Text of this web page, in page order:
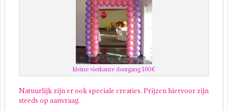
kleine vierkante doorgang 160€
Natuurlijk zijn er ook speciale creaties. Prijzen hiervoor zijn
steeds op aanvraag.